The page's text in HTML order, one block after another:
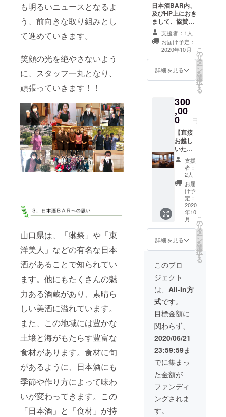
も明るいニュースとなるよ
う、前向きな取り組みとし
て進めていきます。
笑顔の光を絶やさないよう
に、スタッフ一丸となり、
頑張っていきます！！
山口県は、「獺祭」や「東
洋美人」などの有名な日本
酒があることで知られてい
ます。他にもたくさんの魅
力ある酒蔵があり、素晴ら
しい美酒に溢れています。
また、この地域には豊かな
土壌と海がもたらす豊富な
食材があります。食材に旬
があるように、日本酒にも
季節や作り方によって味わ
いが変わってきます。この
「日本酒」と「食材」が持
日 Ｇ
Ｗ、お
盆期
間、年
末年始
の特殊
ます。
※祝前
は、追
加料金
（＋
2200円
税込
み）が
かかり
ます
BAR で
取締役
自らオ
ススメ
のお酒
をふん
います
（ゆっ
ましょ
う）＋
お礼の
お手紙
※楊貴館
の1泊2
食
（朝・
夕）付
き2名様
分にな
ります
※宿泊可
能期間
は2022
ます ※
除外
Ｗ、お
盆期
間、年
末年始
の特殊
料金日
を除き
ます。
※祝前
日、休
前日
は、追
加料金
（＋
2200円
税込
み）が
かかり
日本酒BAR内、
及びHP上におき
まして、協賛の
お名前やロゴを
掲載いたしま
す。＋お礼のお
手紙
支援者：1人
お届け予定：
2020年10月
詳細を見る
こ
の
リ
タ
ー
ン
を
選
択
す
る
300
,00
0 円
【直接
お越し
いただ
ける
方】 未
来宿泊
チケッ
ト ペ
ア1泊2
食付き
プラン
（海側
の特別
室で取
締役に
おまか
せ）＋
日本酒
BAR で
取締役
自らオ
ススメ
のお酒
をふん
だんに
振る舞
います
（ゆっ
くりと
語らい
ましょ
う）＋
取締役
支援
者：
2人
お届
け予
定：
2020
年10
月
詳細を見る
こ
の
リ
タ
ー
ン
を
選
択
す
る
このプロ
ジェクト
は、 All-In方
式です。
目標金額に
関わらず、
2020/06/21
23:59:59ま
でに集まっ
た金額が
ファンディ
ングされま
す。